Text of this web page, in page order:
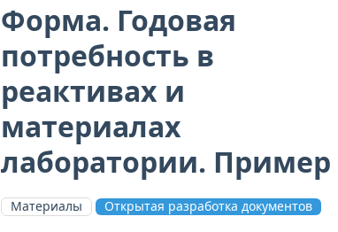
Форма. Годовая
потребность в
реактивах и
материалах
лаборатории. Пример
Материалы Открытая разработка документов